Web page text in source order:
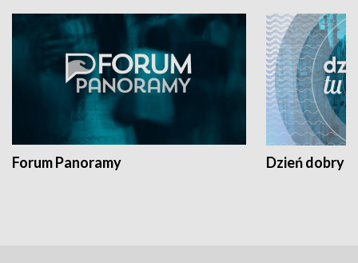
Forum Panoramy Dzień dobry